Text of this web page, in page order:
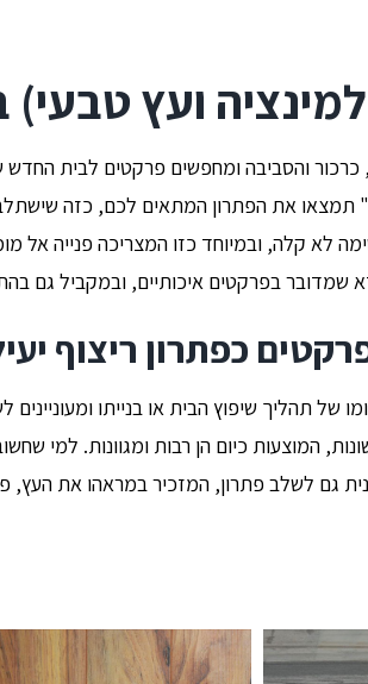
ועץ
והסביבה ומחפשים פרקטים לבית
את הפתרון המתאים לכם, כזה שישתלב
לא קלה, ובמיוחד כזו המצריכה פנייה
שמדובר בפרקטים איכותיים, ובמקביל גם
כפתרון ריצוף
של תהליך שיפוץ הבית או בנייתו
המוצעות כיום הן רבות ומגוונות. למי
גם לשלב פתרון, המזכיר במראהו את העץ,